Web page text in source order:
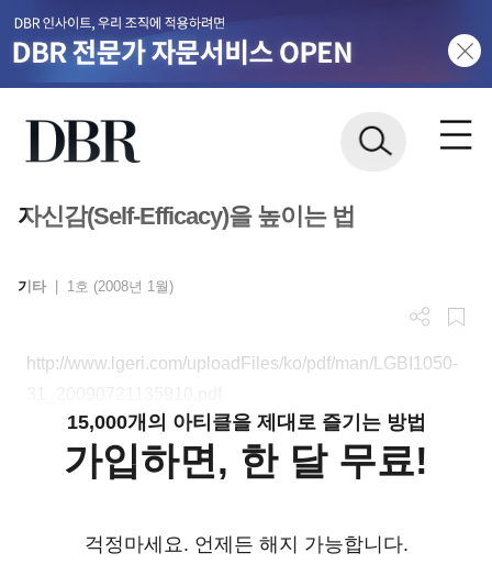
자신감(Self-Efficacy)을 높이는 법
기타 1호 (2008년 1월)
http://www.lgeri.com/uploadFiles/ko/pdf/man/LGBI1050-
15,000개의 아티클을 제대로 즐기는 방법
가입하면, 한 달 무료!
걱정마세요. 언제든 해지 가능합니다.